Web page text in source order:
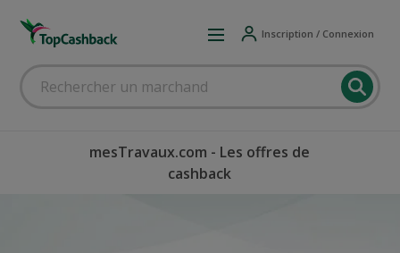
Inscription / Connexion
mesTravaux.com - Les offres de
cashback